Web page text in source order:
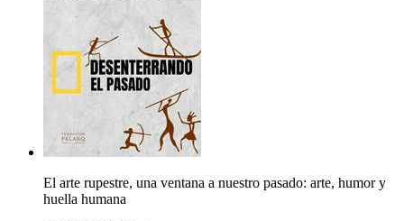
El arte rupestre, una ventana a nuestro pasado: arte, humor y
huella humana